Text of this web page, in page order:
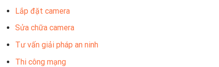
Lắp đặt camera
Sửa chữa camera
Tư vấn giải pháp an ninh
Thi công mạng